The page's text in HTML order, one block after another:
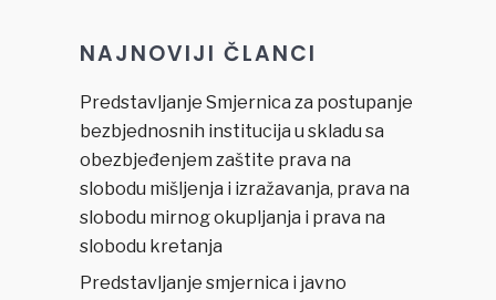
NAJNOVIJI ČLANCI
Predstavljanje Smjernica za postupanje
bezbjednosnih institucija u skladu sa
obezbjeđenjem zaštite prava na
slobodu mišljenja i izražavanja, prava na
slobodu mirnog okupljanja i prava na
slobodu kretanja
Predstavljanje smjernica i javno